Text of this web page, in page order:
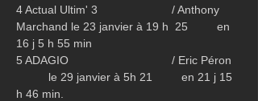
4 Actual Ultim' 3                       / Anthony
Marchand le 23 janvier à 19 h  25         en
16 j 5 h 55 min
5 ADAGIO                                / Eric Péron
          le 29 janvier à 5h 21         en 21 j 15
h 46 min.